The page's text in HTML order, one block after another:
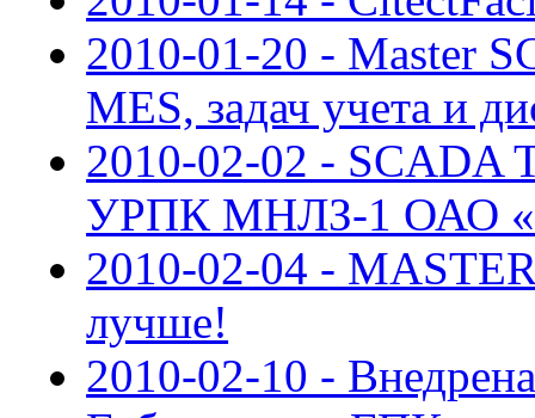
2010-01-20 - Master
MES, задач учета и
2010-02-02 -
УРПК МНЛЗ-1 ОАО
2010-02-04 -
лучше!
2010-02-10 -